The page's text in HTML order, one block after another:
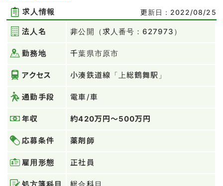
求人情報
更新日：2022/08/25
法人名 非公開（求人番号：627973）
勤務地 千葉県市原市
アクセス 小湊鉄道線「上総鶴舞駅」
通勤手段 電車/車
年収 約420万円～500万円
応募条件 薬剤師
雇用形態 正社員